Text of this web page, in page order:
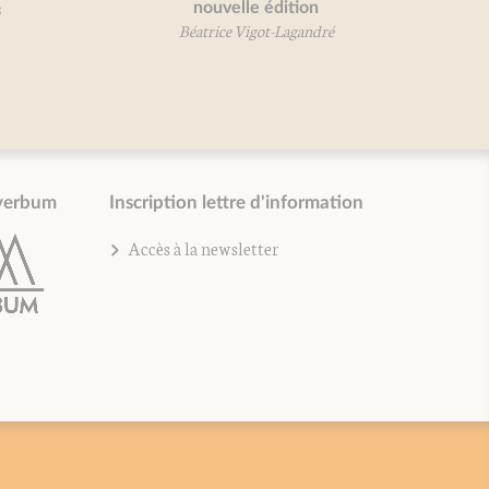
nouvelle édition
Béatrice Vigot-Lagandré
Inscription lettre d'information
Accès à la newsletter